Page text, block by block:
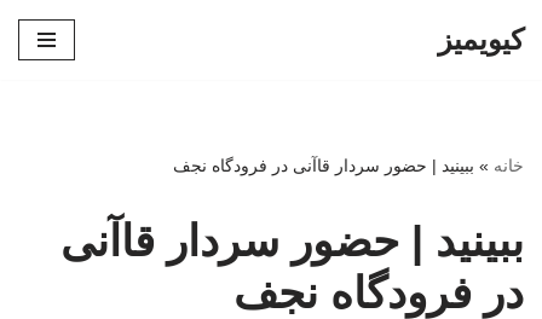
کیویمیز
خانه » ببینید | حضور سردار قاآنی در فرودگاه نجف
ببینید | حضور سردار قاآنی
در فرودگاه نجف